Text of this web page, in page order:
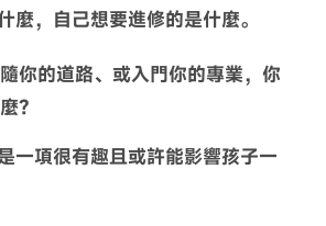
麼，自己想要進修的是什麼。
你的道路、或入門你的專業，你
？
一項很有趣且或許能影響孩子一